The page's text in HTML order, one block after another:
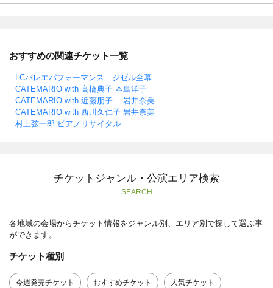
おすすめの関連チケット一覧
LCバレエパフォーマンス ジゼル全幕
CATEMARIO with 高橋典子 本島洋子
CATEMARIO with 近藤朋子 岩井奈美
CATEMARIO with 西川久仁子 岩井奈美
村上弦一郎 ピアノリサイタル
チケットジャンル・公演エリア検索
SEARCH
各地域の会場からチケット情報をジャンル別、エリア別で探して選ぶ事
ができます。
チケット種別
今週発売チケット おすすめチケット 人気チケット